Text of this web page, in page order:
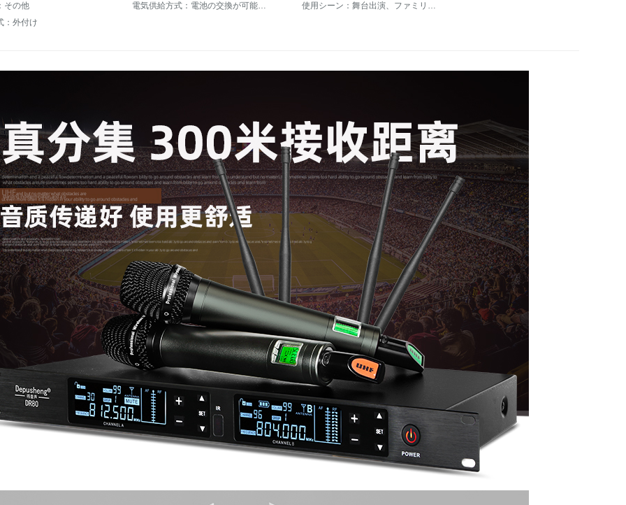
その他
電気供給方式：電池の交換が可能です。
使用シーン：舞台出演、ファミリーカラオケ
：外付け